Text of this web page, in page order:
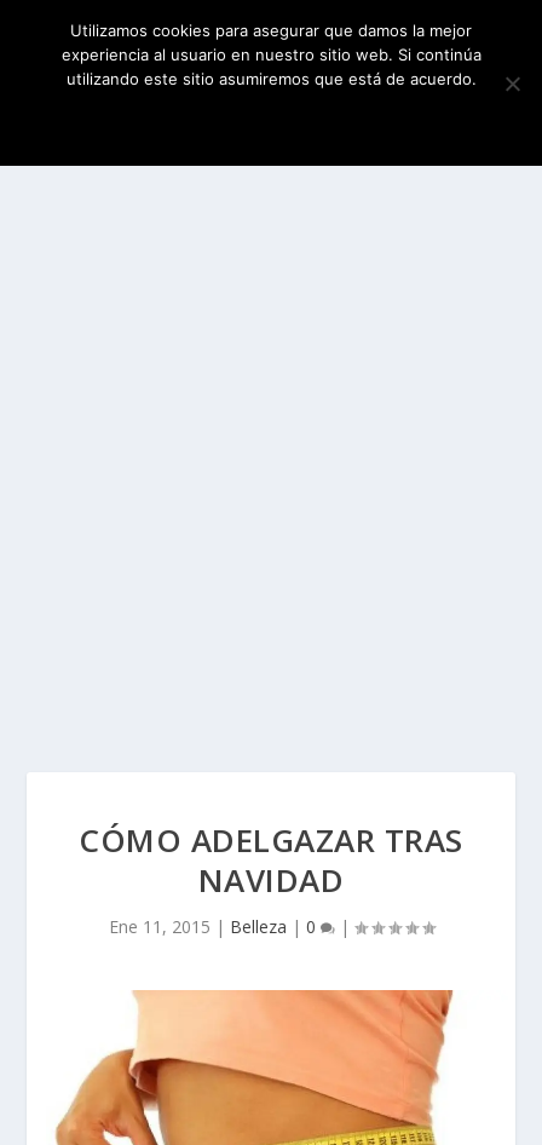
CÓMO ADELGAZAR TRAS
NAVIDAD
Ene 11, 2015 | Belleza | 0 |
Utilizamos cookies para asegurar que damos la mejor
experiencia al usuario en nuestro sitio web. Si continúa
utilizando este sitio asumiremos que está de acuerdo.